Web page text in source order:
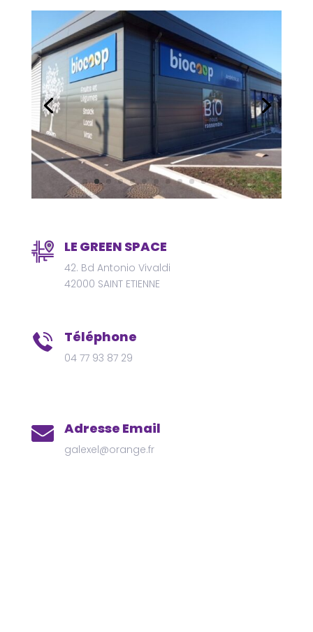
LE GREEN SPACE
42. Bd Antonio Vivaldi
42000 SAINT ETIENNE
Téléphone
04 77 93 87 29
Adresse Email
galexel@orange.fr